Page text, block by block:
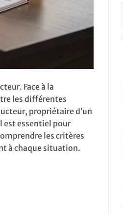
Face à la
les différentes
propriétaire d’un
est essentiel pour
les critères
à chaque situation.